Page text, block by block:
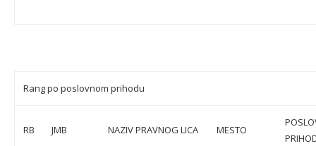
Rang po poslovnom prihodu
RB JMB NAZIV PRAVNOG LICA MESTO